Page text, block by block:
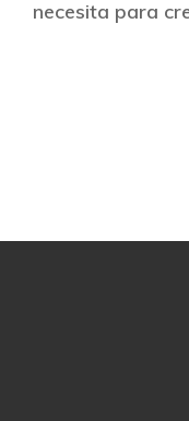
necesita para